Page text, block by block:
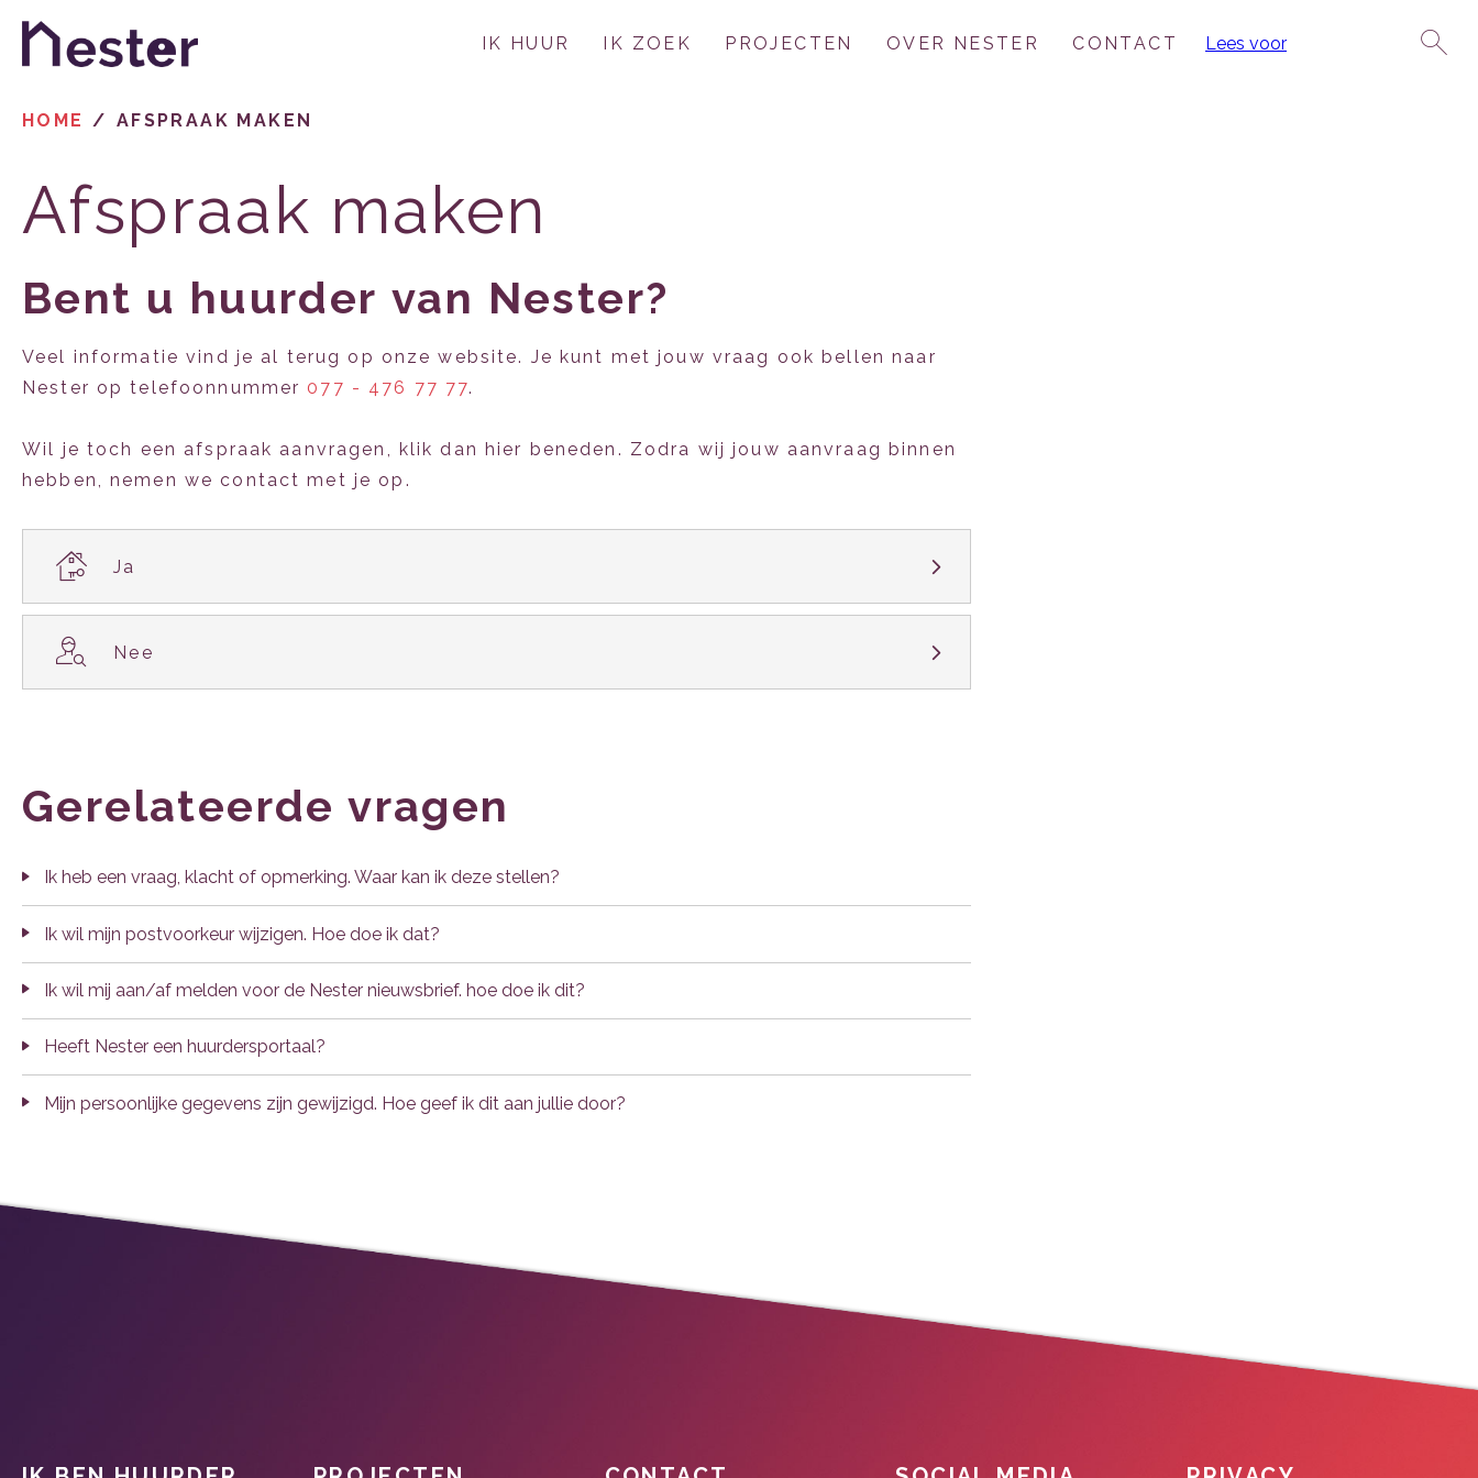
Naar de homepage
IK HUUR IK ZOEK PROJECTEN OVER NESTER CONTACT Lees voor
HOME AFSPRAAK MAKEN
Afspraak maken
Bent u huurder van Nester?
Veel informatie vind je al terug op onze website. Je kunt met jouw vraag ook bellen naar
Nester op telefoonnummer 077 - 476 77 77.
Wil je toch een afspraak aanvragen, klik dan hier beneden. Zodra wij jouw aanvraag binnen
hebben, nemen we contact met je op.
 Ja
 Nee
Gerelateerde vragen
Ik heb een vraag, klacht of opmerking. Waar kan ik deze stellen?
Ik wil mijn postvoorkeur wijzigen. Hoe doe ik dat?
Ik wil mij aan/af melden voor de Nester nieuwsbrief. hoe doe ik dit?
Heeft Nester een huurdersportaal?
Mijn persoonlijke gegevens zijn gewijzigd. Hoe geef ik dit aan jullie door?